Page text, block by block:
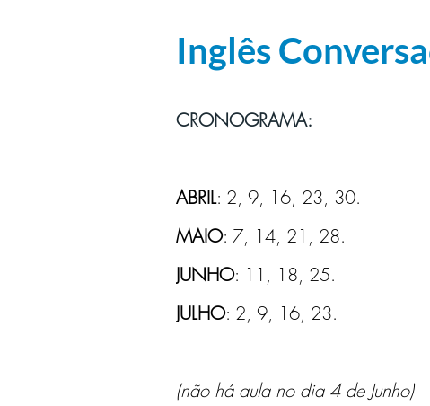
Inglês
CRONOGRAMA:
ABRIL: 2, 9, 16, 23, 30.
MAIO: 7, 14, 21, 28.
JUNHO: 11, 18, 25.
JULHO: 2, 9, 16, 23.
(não há aula no dia 4 de Junho)